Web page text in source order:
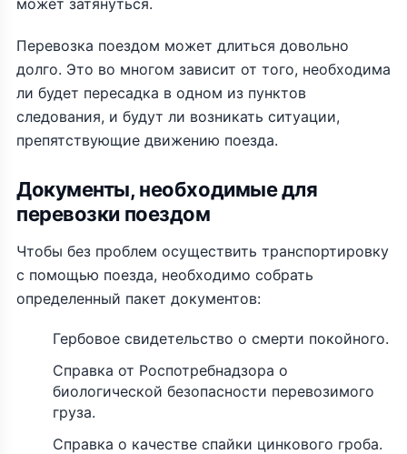
может затянуться.
Перевозка поездом может длиться довольно
долго. Это во многом зависит от того, необходима
ли будет пересадка в одном из пунктов
следования, и будут ли возникать ситуации,
препятствующие движению поезда.
Документы, необходимые для
перевозки поездом
Чтобы без проблем осуществить транспортировку
с помощью поезда, необходимо собрать
определенный пакет документов:
Гербовое свидетельство о смерти покойного.
Справка от Роспотребнадзора о
биологической безопасности перевозимого
груза.
Справка о качестве спайки цинкового гроба.